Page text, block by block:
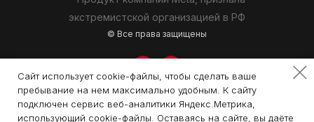
экстремистcкой организацией в РФ
© Все права защищены
Сайт использует cookie-файлы, чтобы сделать ваше
пребывание на нем максимально удобным. К cайту
подключен сервис веб-аналитики Яндекс.Метрика,
использующий cookie-файлы. Оставаясь на сайте, вы даёте